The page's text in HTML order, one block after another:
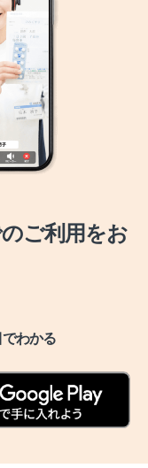
ご利用をお
わかる